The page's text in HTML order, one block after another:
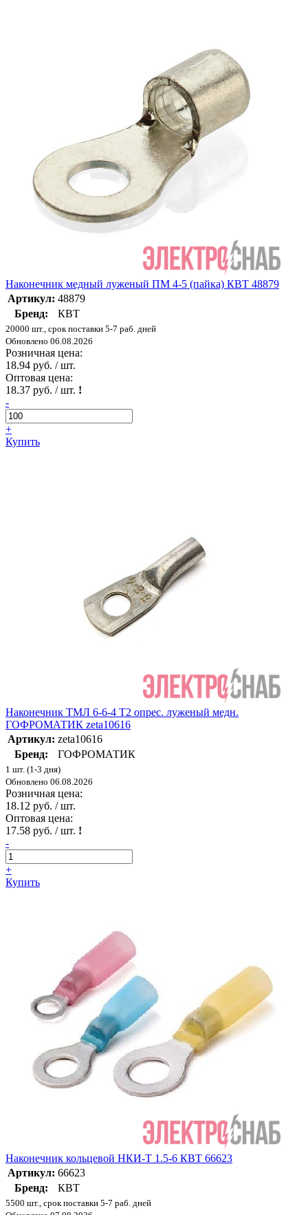
Наконечник медный луженый ПМ 4-5 (пайка) КВТ 48879
Артикул: 48879
Бренд:
КВТ
20000 шт., срок поставки 5-7 раб. дней
Обновлено 06.08.2026
Розничная цена:
18.94 руб. / шт.
Оптовая цена:
18.37 руб. / шт. !
-
+
Купить
Наконечник ТМЛ 6-6-4 Т2 опрес. луженый медн.
ГОФРОМАТИК zeta10616
Артикул: zeta10616
Бренд:
ГОФРОМАТИК
1 шт. (1-3 дня)
Обновлено 06.08.2026
Розничная цена:
18.12 руб. / шт.
Оптовая цена:
17.58 руб. / шт. !
-
+
Купить
Наконечник кольцевой НКИ-Т 1.5-6 КВТ 66623
Артикул: 66623
Бренд:
КВТ
5500 шт., срок поставки 5-7 раб. дней